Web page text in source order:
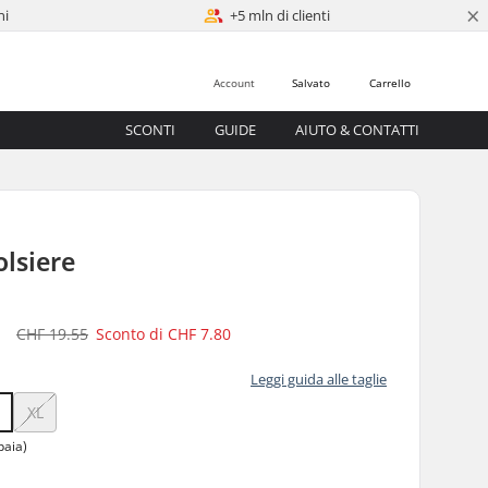
+5 mln di clienti ×
Carrello
Salvato
Account
SCONTI GUIDE AIUTO & CONTATTI
CHF 19.55 Sconto diCHF 7.80
Leggi guida alle taglie
XL